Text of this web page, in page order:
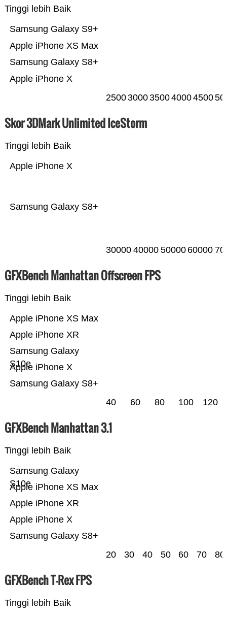
Tinggi lebih Baik
Apple iPhone X
Samsung Galaxy S8+
Apple iPhone XS Max
Samsung Galaxy S9+
25003000350040004500
Skor 3DMark Unlimited IceStorm
Tinggi lebih Baik
Samsung Galaxy S8+
Apple iPhone X
30000 40000 50000 60000
GFXBench Manhattan Offscreen FPS
Tinggi lebih Baik
Samsung Galaxy S8+
Apple iPhone X
Samsung Galaxy
S10e
Apple iPhone XR
Apple iPhone XS Max
40 60 80 100 120
GFXBench Manhattan 3.1
Tinggi lebih Baik
Samsung Galaxy S8+
Apple iPhone X
Apple iPhone XR
Apple iPhone XS Max
Samsung Galaxy
S10e
20 30 40 50 60 70 80
GFXBench T-Rex FPS
Tinggi lebih Baik